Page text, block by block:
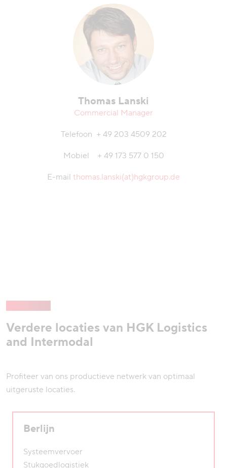
Thomas Lanski
Commercial Manager
Telefoon + 49 203 4509 202
Mobiel + 49 173 577 0 150
E-mail thomas.lanski(at)hgkgroup.de
Verdere locaties van HGK Logistics
and Intermodal
Profiteer van ons productieve netwerk van optimaal
uitgeruste locaties.
Berlijn
Systeemvervoer
Stukgoedlogistiek